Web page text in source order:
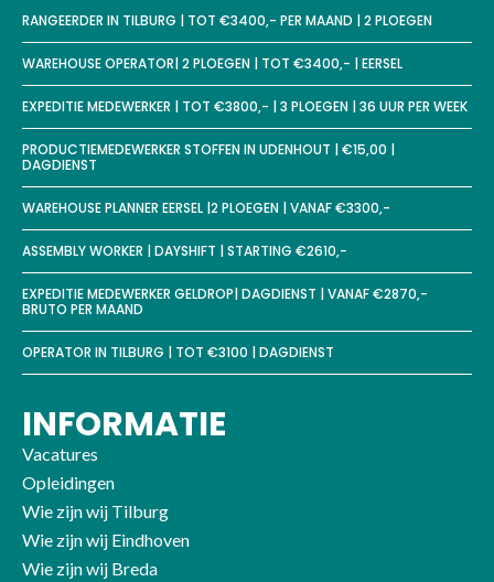
RANGEERDER IN TILBURG | TOT €3400,- PER MAAND | 2 PLOEGEN
WAREHOUSE OPERATOR| 2 PLOEGEN | TOT €3400,- | EERSEL
EXPEDITIE MEDEWERKER | TOT €3800,- | 3 PLOEGEN | 36 UUR PER WEEK
PRODUCTIEMEDEWERKER STOFFEN IN UDENHOUT | €15,00 |
DAGDIENST
WAREHOUSE PLANNER EERSEL |2 PLOEGEN | VANAF €3300,-
ASSEMBLY WORKER | DAYSHIFT | STARTING €2610,-
EXPEDITIE MEDEWERKER GELDROP| DAGDIENST | VANAF €2870,-
BRUTO PER MAAND
OPERATOR IN TILBURG | TOT €3100 | DAGDIENST
INFORMATIE
Vacatures
Opleidingen
Wie zijn wij Tilburg
Wie zijn wij Eindhoven
Wie zijn wij Breda